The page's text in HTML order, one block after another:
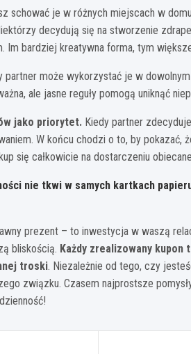
schować je w różnych miejscach w
decydują się na stworzenie
bardziej kreatywna forma, tym
może wykorzystać je w
ale jasne reguły pomogą uniknąć
jako priorytet. Kiedy partner
W końcu chodzi o to, by pokazać,
się całkowicie na dostarczeniu
nie tkwi w samych kartkach
prezent – to inwestycja w waszą
bliskością. Każdy zrealizowany
troski. Niezależnie od tego, czy
związku. Czasem najprostsze